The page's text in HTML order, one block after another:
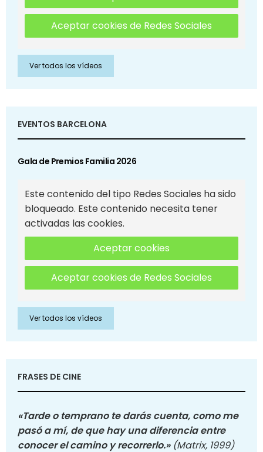
Aceptar cookies de Redes Sociales
Ver todos los vídeos
EVENTOS BARCELONA
Gala de Premios Familia 2026
Este contenido del tipo Redes Sociales ha sido
bloqueado. Este contenido necesita tener
activadas las cookies.
Aceptar cookies
Aceptar cookies de Redes Sociales
Ver todos los vídeos
FRASES DE CINE
«Tarde o temprano te darás cuenta, como me
pasó a mí, de que hay una diferencia entre
conocer el camino y recorrerlo.» (Matrix, 1999)